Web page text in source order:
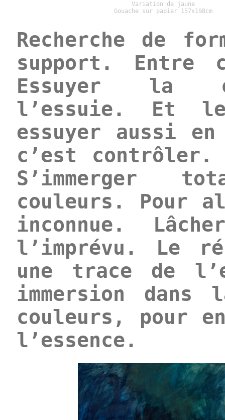
Variation de jaune
Gouache sur papier 157x198cm
Recherche de
support. Entre
Essuyer la
l’essuie. Et
essuyer aussi
c’est contrôler.
S’immerger
couleurs. Pour
inconnue.
l’imprévu. Le
une trace de
immersion
couleurs, pour
l’essence.